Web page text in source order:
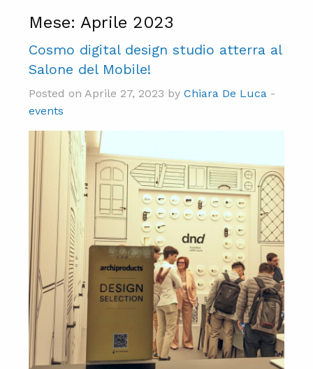
Mese:Aprile 2023
Cosmo digital design studio atterra al
Salone del Mobile!
Posted on Aprile 27, 2023 byChiara De Luca -
events